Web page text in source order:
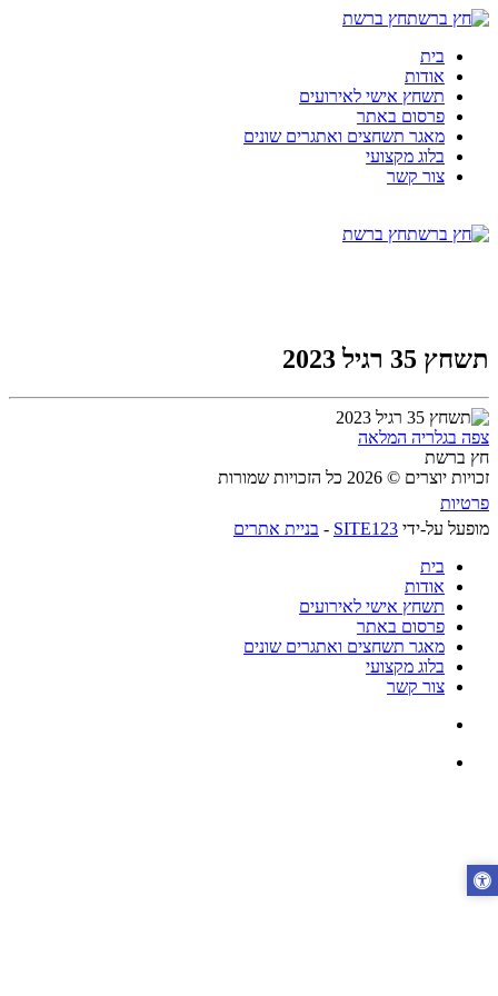
חץ ברשת
בית
אודות
תשחץ אישי לאירועים
פרסום באתר
מאגר תשחצים ואתגרים שונים
בלוג מקצועי
צור קשר
חץ ברשת
תשחץ 35 רגיל 2023
צפה בגלריה המלאה
חץ ברשת
זכויות יוצרים © 2026 כל הזכויות שמורות
פרטיות
מופעל על-ידי SITE123
- בניית אתרים
בית
אודות
תשחץ אישי לאירועים
פרסום באתר
מאגר תשחצים ואתגרים שונים
בלוג מקצועי
צור קשר